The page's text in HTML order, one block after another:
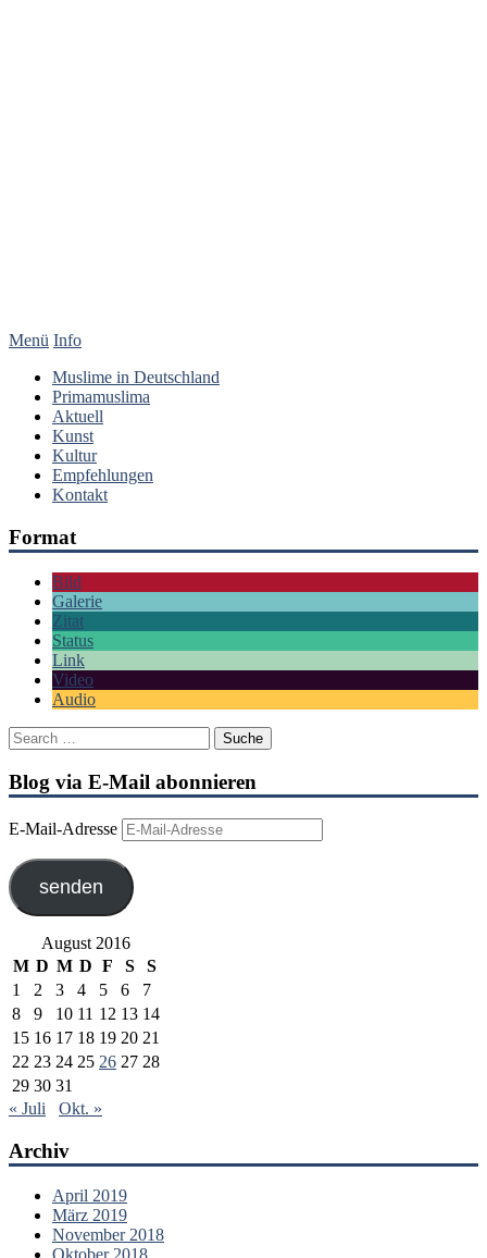
Menü Info
Muslime in Deutschland
Primamuslima
Aktuell
Kunst
Kultur
Empfehlungen
Kontakt
Format
Bild
Galerie
Zitat
Status
Link
Video
Audio
Blog via E-Mail abonnieren
E-Mail-Adresse
senden
August 2016
M D M D F S
S
1
2 3 4 5 6
7
8
9 10 11 12 13 14
15 16 17 18 19 20 21
22 23 24 25 26 27 28
29 30 31
« Juli
Okt. »
Archiv
April 2019
März 2019
November 2018